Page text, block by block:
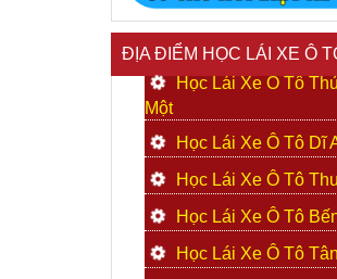
ĐỊA ĐIỂM HỌC LÁI XE Ô
Học Lái Xe Ô Tô
Một
Học Lái Xe Ô Tô Dĩ
Học Lái Xe Ô Tô
Học Lái Xe Ô Tô
Học Lái Xe Ô Tô